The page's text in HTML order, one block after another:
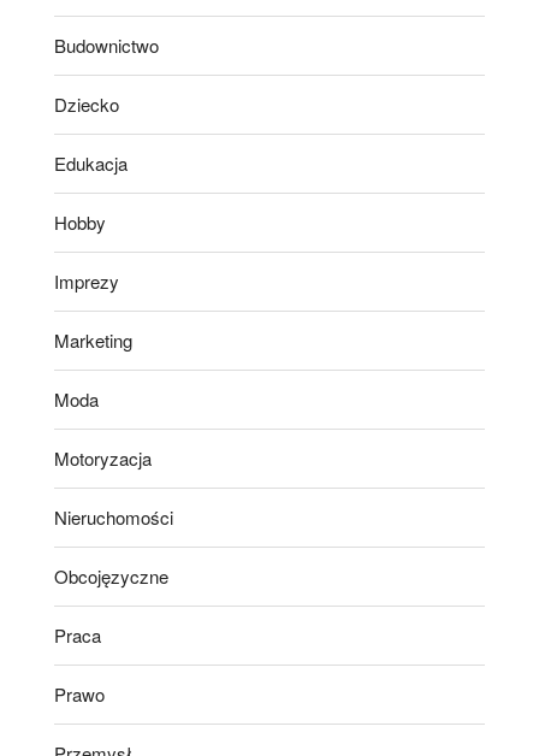
Budownictwo
Dziecko
Edukacja
Hobby
Imprezy
Marketing
Moda
Motoryzacja
Nieruchomości
Obcojęzyczne
Praca
Prawo